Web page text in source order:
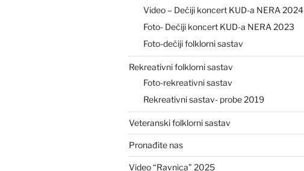
Video – Dečiji koncert KUD-a NERA 2024
Foto- Dečiji koncert KUD-a NERA 2023
Foto-dečiji folklorni sastav
Rekreativni folklorni sastav
Foto-rekreativni sastav
Rekreativni sastav- probe 2019
Veteranski folklorni sastav
Pronađite nas
Video “Ravnica” 2025